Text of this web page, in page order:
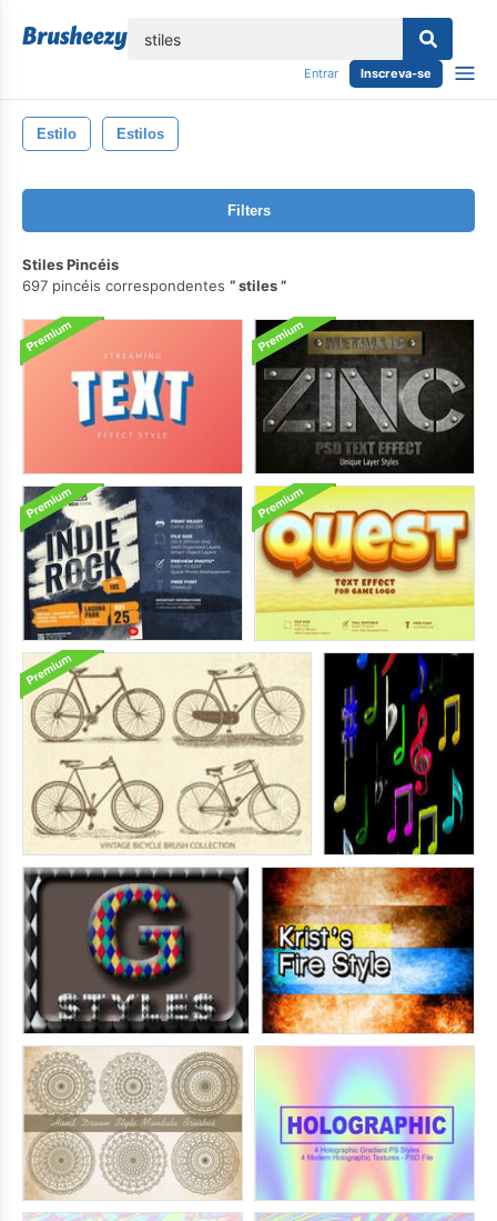
Entrar Inscreva-se
Estilo Estilos
Filters
Stiles Pincéis
697 pincéis correspondentes
stiles